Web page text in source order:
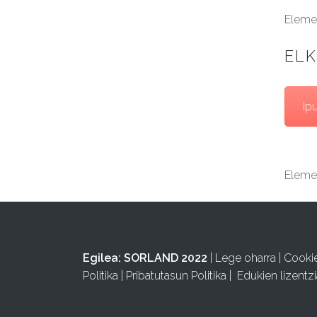
Egilea: SORLAND 2022 Lege oharra
Politika
Pribatutasun Politika Edukien